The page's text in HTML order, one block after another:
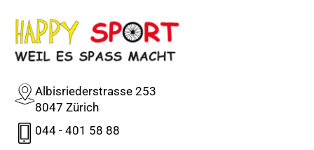
Albisriederstrasse 253
8047 Zürich
044 - 401 58 88